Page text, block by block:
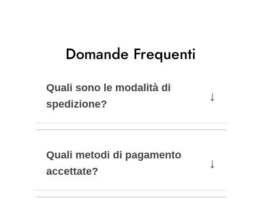
Domande Frequenti
Quali sono le modalità di
spedizione?
↓
Quali metodi di pagamento
accettate?
↓